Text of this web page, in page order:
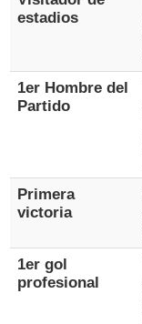
estadios
1er Hombre del
Partido
Primera
victoria
1er gol
profesional